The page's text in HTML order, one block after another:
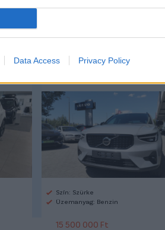
Data Access Privacy Policy
Volvo Xc40
Szín: Szürke
Üzemanyag: Benzin
15 500 000 Ft